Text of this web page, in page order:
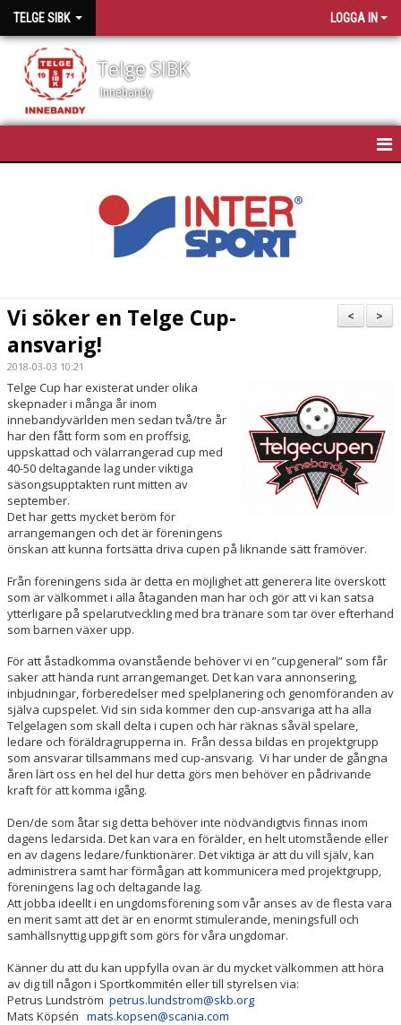
TELGE SIBK LOGGA IN
Telge SIBK
Innebandy
SPONSORER
KÖP BILJETT
LEDIGA JOBB!
BILDGALLERI
EXTERNA LÄNKAR
>
<
Vi söker en Telge Cup-
ansvarig!
2018-03-03 10:21
Telge Cup har existerat under olika
skepnader i många år inom
innebandyvärlden men sedan två/tre år
har den fått form som en proffsig,
uppskattad och välarrangerad cup med
40-50 deltagande lag under viktiga
säsongsupptakten runt mitten av
september.
Det har getts mycket beröm för
arrangemangen och det är föreningens
önskan att kunna fortsätta driva cupen på liknande sätt framöver.
Från föreningens sida är detta en möjlighet att generera lite överskott
som är välkommet i alla åtaganden man har och gör att vi kan satsa
ytterligare på spelarutveckling med bra tränare som tar över efterhand
som barnen växer upp.
För att åstadkomma ovanstående behöver vi en ”cupgeneral” som får
saker att hända runt arrangemanget. Det kan vara annonsering,
inbjudningar, förberedelser med spelplanering och genomföranden av
själva cupspelet. Vid sin sida kommer den cup-ansvariga att ha alla
Telgelagen som skall delta i cupen och här räknas såväl spelare,
ledare och föräldragrupperna in. Från dessa bildas en projektgrupp
som ansvarar tillsammans med cup-ansvarig. Vi har under de gångna
åren lärt oss en hel del hur detta görs men behöver en pådrivande
kraft för att komma igång.
Den/de som åtar sig detta behöver inte nödvändigtvis finnas inom
dagens ledarsida. Det kan vara en förälder, en helt utomstående eller
en av dagens ledare/funktionärer. Det viktiga är att du vill själv, kan
administrera samt har förmågan att kommunicera med projektgrupp,
föreningens lag och deltagande lag.
Att jobba ideellt i en ungdomsförening som vår anses av de flesta vara
en merit samt att det är en enormt stimulerande, meningsfull och
samhällsnyttig uppgift som görs för våra ungdomar.
Känner du att du kan uppfylla ovan är du mycket välkommen att höra
av dig till någon i Sportkommitén eller till styrelsen via:
Petrus Lundström petrus.lundstrom@skb.org
Mats Köpsén mats.kopsen@scania.com